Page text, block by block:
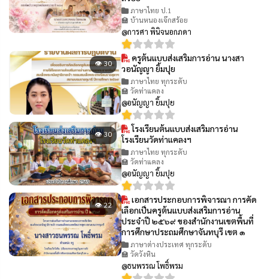
ภาษาไทย ป.1
🏫 บ้านหนองเจ๊กสร้อย
@การศา พินิจนอกภดา
👁 30
ครูต้นแบบส่งเสริมการอ่าน นางสา
วอนัญญา ยิ้มปุย
ภาษาไทย ทุกระดับ
🏫 วัดท่าแคลง
@อนัญญา ยิ้มปุย
👁 30
โรงเรียนต้นแบบส่งเสริมการอ่าน
โรงเรียนวัดท่าแคลงฯ
ภาษาไทย ทุกระดับ
🏫 วัดท่าแคลง
@อนัญญา ยิ้มปุย
👁 22
เอกสารประกอบการพิจารณา การคัด
เลือกเป็นครูต้นแบบส่งเสริมการอ่าน
ประจำปี ๒๕๖๙ ของสำนักงานเขตพื้นที่
การศึกษาประถมศึกษาจันทบุรี เขต ๑
ภาษาต่างประเทศ ทุกระดับ
🏫 วัดวังหิน
@ธนพรรณ โพธิ์พรม